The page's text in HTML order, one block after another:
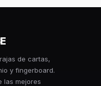
de cartas,
y fingerboard.
las mejores